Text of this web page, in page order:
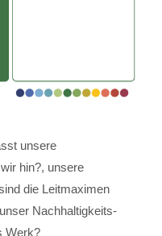
unsere
hin?, unsere
die Leitmaximen
Nachhaltigkeits-
Werk?